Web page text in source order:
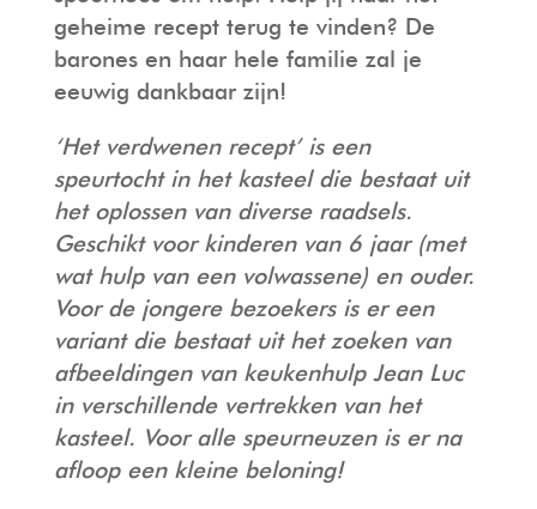
geheime recept terug te vinden? De
barones en haar hele familie zal je
eeuwig dankbaar zijn!
‘Het verdwenen recept’ is een
speurtocht in het kasteel die bestaat uit
het oplossen van diverse raadsels.
Geschikt voor kinderen van 6 jaar (met
wat hulp van een volwassene) en ouder.
Voor de jongere bezoekers is er een
variant die bestaat uit het zoeken van
afbeeldingen van keukenhulp Jean Luc
in verschillende vertrekken van het
kasteel. Voor alle speurneuzen is er na
afloop een kleine beloning!